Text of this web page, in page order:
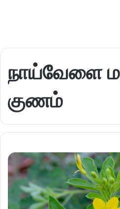
நாய்வேளை
குணம்